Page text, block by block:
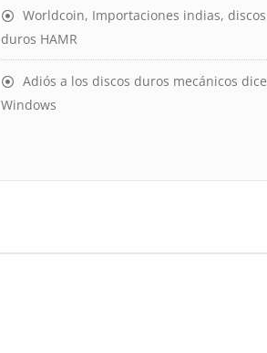
Worldcoin, Importaciones indias, discos
duros HAMR
Adiós a los discos duros mecánicos dice
Windows